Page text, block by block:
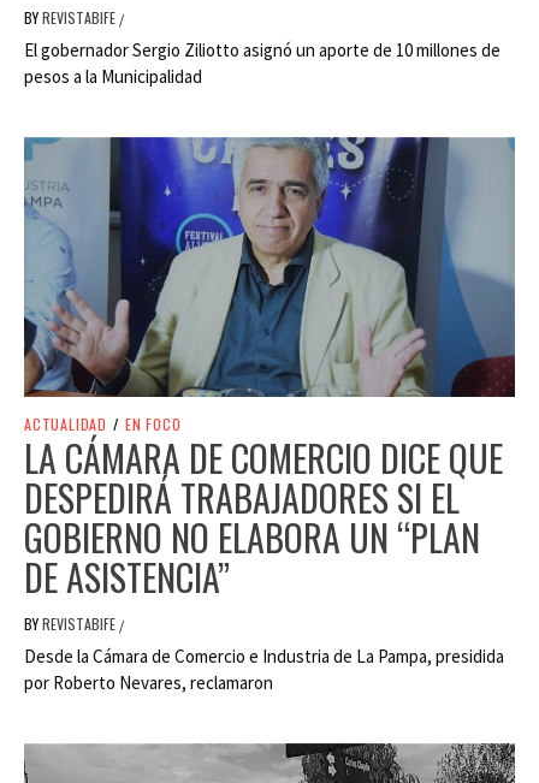
BYREVISTABIFE /
El gobernador Sergio Ziliotto asignó un aporte de 10 millones de
pesos a la Municipalidad
ACTUALIDAD / EN FOCO
LA CÁMARA DE COMERCIO DICE QUE
DESPEDIRÁ TRABAJADORES SI EL
GOBIERNO NO ELABORA UN “PLAN
DE ASISTENCIA”
BYREVISTABIFE /
Desde la Cámara de Comercio e Industria de La Pampa, presidida
por Roberto Nevares, reclamaron